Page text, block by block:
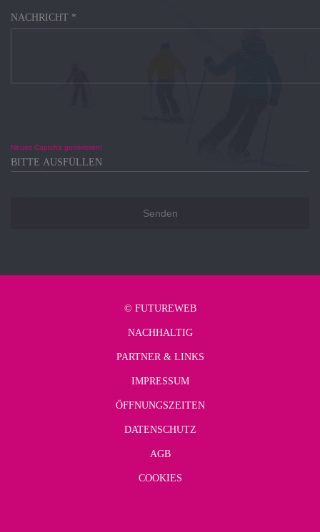
NACHRICHT *
Neues Captcha generieren!
© FUTUREWEB
NACHHALTIG
PARTNER & LINKS
IMPRESSUM
ÖFFNUNGSZEITEN
DATENSCHUTZ
AGB
COOKIES